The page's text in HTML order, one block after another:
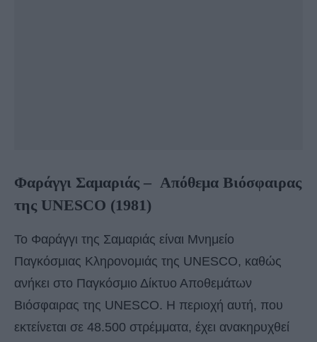
Φαράγγι Σαμαριάς – Απόθεμα Βιόσφαιρας
της UNESCO (1981)
Το Φαράγγι της Σαμαριάς είναι Μνημείο
Παγκόσμιας Κληρονομιάς της UNESCO, καθώς
ανήκει στο Παγκόσμιο Δίκτυο Αποθεμάτων
Βιόσφαιρας της UNESCO. Η περιοχή αυτή, που
εκτείνεται σε 48.500 στρέμματα, έχει ανακηρυχθεί